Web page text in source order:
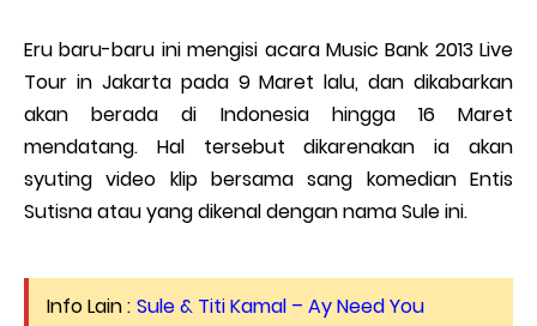
Eru baru-baru ini mengisi acara Music Bank 2013 Live
Tour in Jakarta pada 9 Maret lalu, dan dikabarkan
akan berada di Indonesia hingga 16 Maret
mendatang. Hal tersebut dikarenakan ia akan
syuting video klip bersama sang komedian Entis
Sutisna atau yang dikenal dengan nama Sule ini.
Info Lain : Sule & Titi Kamal – Ay Need You